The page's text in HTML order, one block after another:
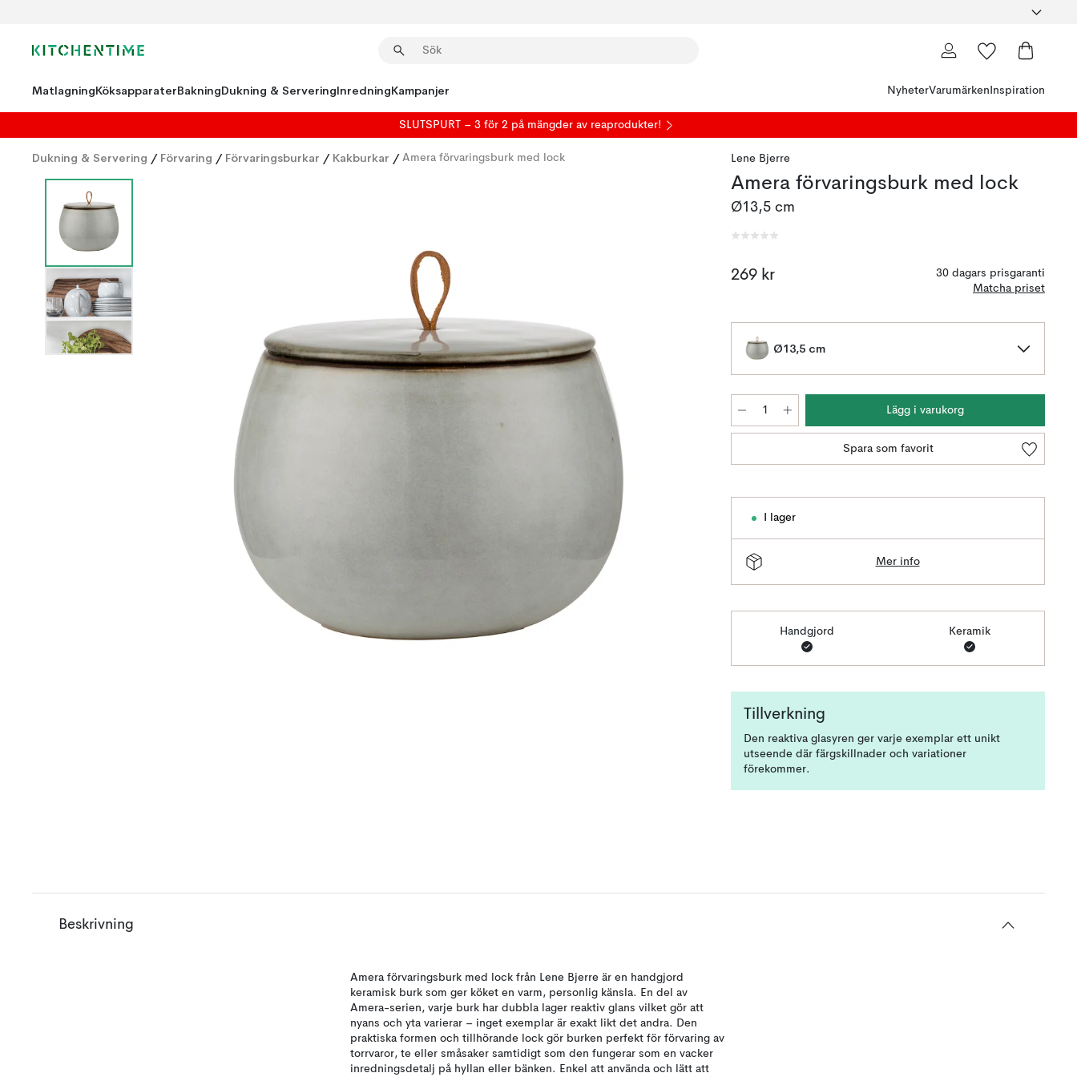
MatlagningKöksapparaterBakningDukning & ServeringInredningKampanjer NyheterVarumärken Inspiration
SLUTSPURT – 3 för 2 på mängder av reaprodukter!
Dukning & Servering / Förvaring / Förvaringsburkar / Kakburkar / Amera förvaringsburk med lock Lene Bjerre
Amera förvaringsburk med lock
Ø13,5 cm
269 kr
30 dagars prisgaranti
Matcha priset
Ø13,5 cm
Lägg i varukorg
Spara som favorit
I lager
Mer info
Handgjord Keramik
Tillverkning
Den reaktiva glasyren ger varje exemplar ett unikt
utseende där färgskillnader och variationer
förekommer.
Beskrivning
Amera förvaringsburk med lock från Lene Bjerre är en handgjord
keramisk burk som ger köket en varm, personlig känsla. En del av
Amera-serien, varje burk har dubbla lager reaktiv glans vilket gör att
nyans och yta varierar – inget exemplar är exakt likt det andra. Den
praktiska formen och tillhörande lock gör burken perfekt för förvaring av
torrvaror, te eller småsaker samtidigt som den fungerar som en vacker
inredningsdetalj på hyllan eller bänken. Enkel att använda och lätt att